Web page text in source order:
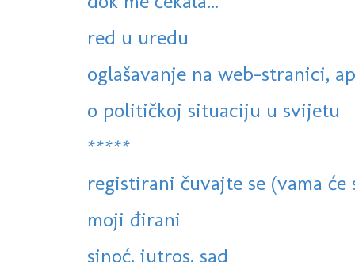
red u uredu
oglašavanje na web-stranici,
o političkoj situaciju u svijetu
*****
registirani čuvajte se (vama će
moji đirani
sinoć, jutros, sad